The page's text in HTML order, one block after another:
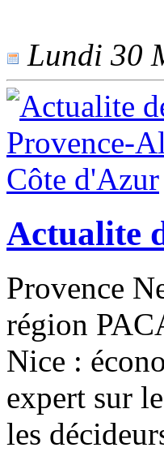
Lundi 30
Actualite
Provence
région
Nice :
expert sur
les